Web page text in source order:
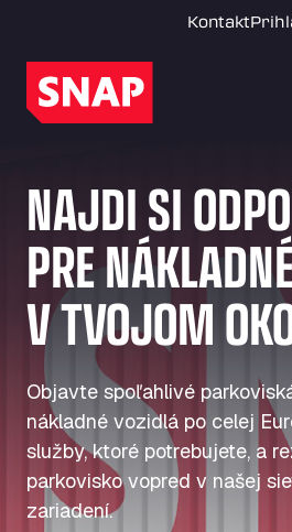
Kontakt
NAJDI SI
PRE
V TVOJOM
Objavte spoľahlivé
nákladné vozidlá po celej
služby, ktoré potrebujete, a
parkovisko vopred v našej
zariadení.